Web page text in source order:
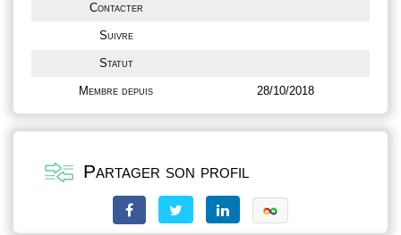
Contacter
Suivre
Statut
Membre depuis 28/10/2018
Partager son profil